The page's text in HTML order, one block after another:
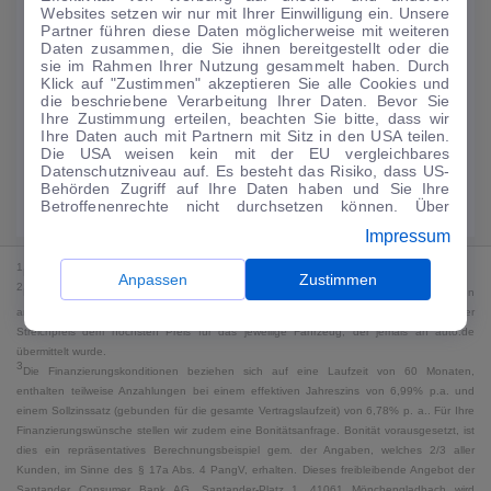
187€/mtl.
Guter Preis4
0 € Anzahlung ·60 Monate ·Finanzierungs-Details
Angebot anfragen Rate anpassen
Kraftstoffverbrauch komb. 6,2 l/100 km · CO₂-Emissionen komb. 140 g/km
· CO₂-Klasse G · WLTP*
1
2 Bei dem Streichpreis handelt es sich für Neufahrzeuge und junge Gebrauchte um den
an auto.de übermittelten Listenpreis. Für alle anderen Fahrzeuge entspricht der
Streichpreis dem höchsten Preis für das jeweilige Fahrzeug, der jemals an auto.de
übermittelt wurde.
3Die Finanzierungskonditionen beziehen sich auf eine Laufzeit von 60 Monaten,
enthalten teilweise Anzahlungen bei einem effektiven Jahreszins von 6,99% p.a. und
einem Sollzinssatz (gebunden für die gesamte Vertragslaufzeit) von 6,78% p. a.. Für Ihre
Finanzierungswünsche stellen wir zudem eine Bonitätsanfrage. Bonität vorausgesetzt, ist
dies ein repräsentatives Berechnungsbeispiel gem. der Angaben, welches 2/3 aller
Kunden, im Sinne des § 17a Abs. 4 PangV, erhalten. Dieses freibleibende Angebot der
Websites setzen wir nur mit Ihrer Einwilligung ein. Unsere
Partner führen diese Daten möglicherweise mit weiteren
Daten zusammen, die Sie ihnen bereitgestellt oder die
sie im Rahmen Ihrer Nutzung gesammelt haben. Durch
Klick auf "Zustimmen" akzeptieren Sie alle Cookies und
die beschriebene Verarbeitung Ihrer Daten. Bevor Sie
Ihre Zustimmung erteilen, beachten Sie bitte, dass wir
Ihre Daten auch mit Partnern mit Sitz in den USA teilen.
Die USA weisen kein mit der EU vergleichbares
Datenschutzniveau auf. Es besteht das Risiko, dass US-
Behörden Zugriff auf Ihre Daten haben und Sie Ihre
Betroffenenrechte nicht durchsetzen können. Über
anpassen. Dies ist auch später jederzeit im Bereich
Cookie-Richtliniemöglich. Weitere Informationen finden
Sie in unsererDatenschutzerklärung .
Impressum
Anpassen Zustimmen